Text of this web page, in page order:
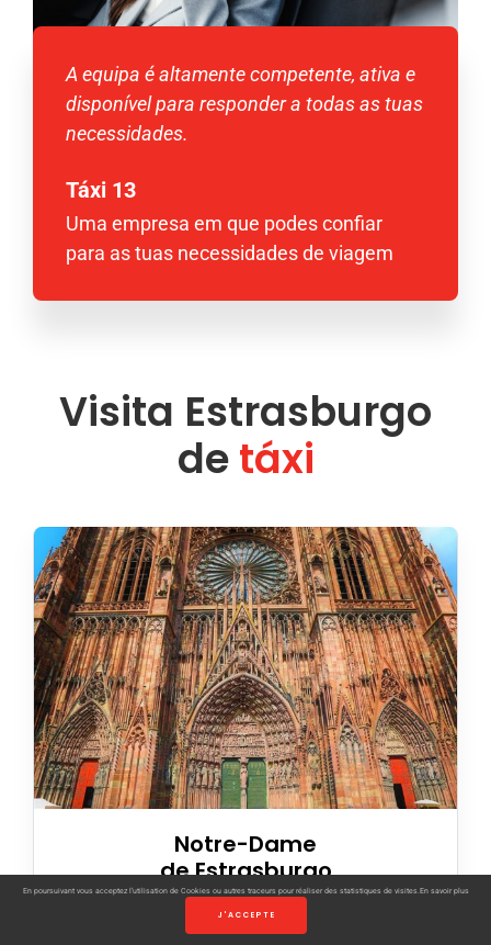
A equipa é altamente competente, ativa e
disponível para responder a todas as tuas
necessidades.
Táxi 13
Uma empresa em que podes confiar
para as tuas necessidades de viagem
Visita Estrasburgo
detáxi
Notre-Dame
de Estrasburgo
A catedral está situada na parte sul da
Grande Île de Estrasburgo.
En poursuivant vous acceptez l’utilisation de Cookies ou autres traceurs pour réaliser des statistiques de visites. En savoir plus
J'ACCEPTE